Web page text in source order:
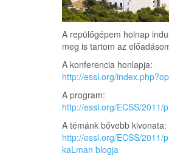
A repülőgépem holnap
meg is tartom az
A konferencia honlapja:
http://essl.org/
A program:
http://essl.org/ECSS/
A témánk bővebb kivonata:
http://essl.org/ECSS/
kaLman blogja